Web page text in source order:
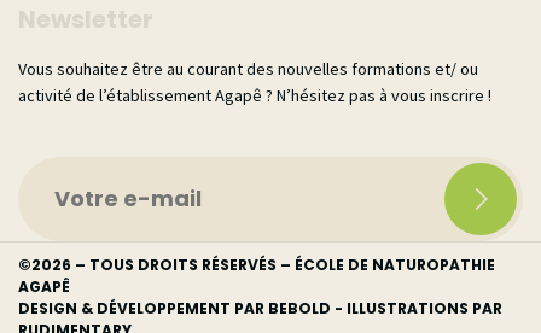
Newsletter
Vous souhaitez être au courant des nouvelles formations et/ ou
activité de l’établissement Agapê ? N’hésitez pas à vous inscrire !
©2026 – TOUS DROITS RÉSERVÉS – ÉCOLE DE NATUROPATHIE
AGAPÊ
DESIGN & DÉVELOPPEMENT PAR BEBOLD - ILLUSTRATIONS PAR